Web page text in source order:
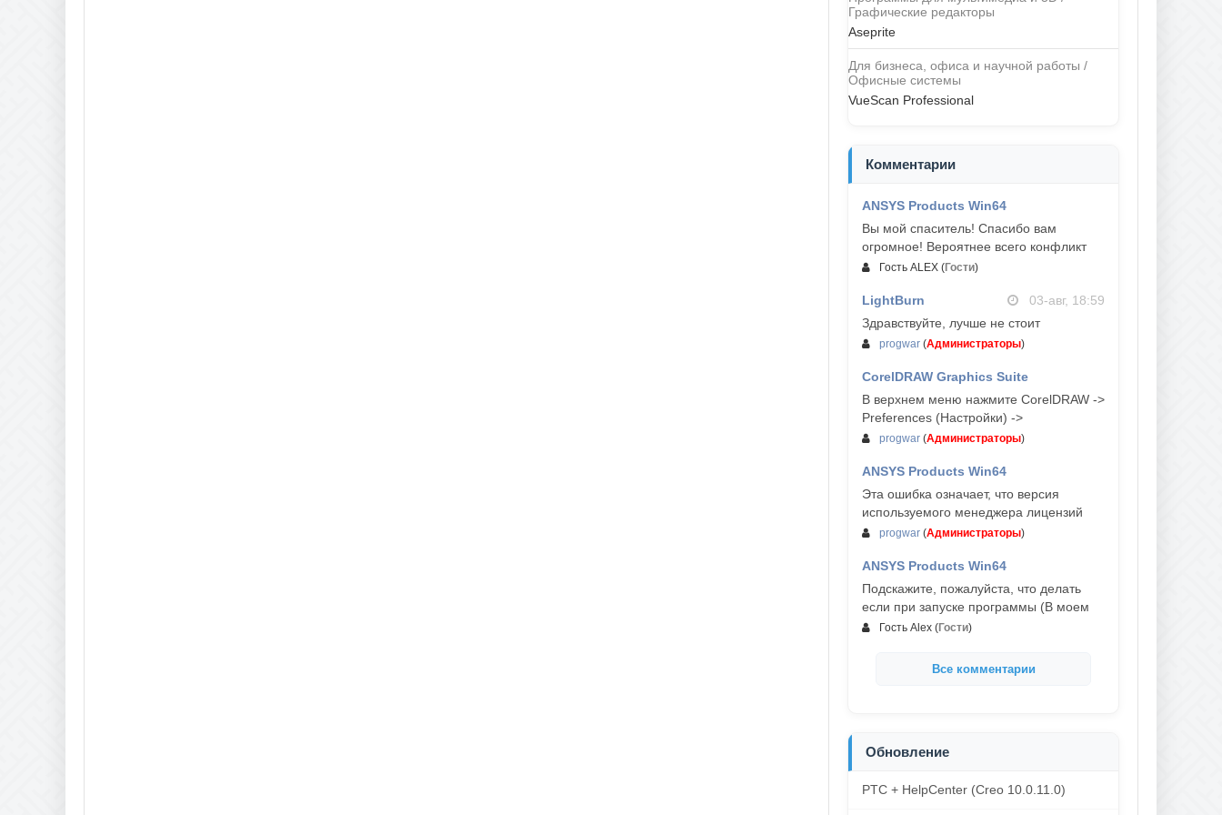
Графические редакторы
Aseprite
Для бизнеса, офиса и научной работы /
Офисные системы
VueScan Professional
Комментарии
ANSYS Products Win64
Вы мой спаситель! Спасибо вам
огромное! Вероятнее всего конфликт
Гость ALEX (Гости)
LightBurn
03-авг, 18:59
Здравствуйте, лучше не стоит
progwar (Администраторы)
CorelDRAW Graphics Suite
03-авг, 18:58
В верхнем меню нажмите CorelDRAW ->
Preferences (Настройки) ->
progwar (Администраторы)
ANSYS Products Win64
Эта ошибка означает, что версия
используемого менеджера лицензий
progwar (Администраторы)
ANSYS Products Win64
Подскажите, пожалуйста, что делать
если при запуске программы (В моем
Гость Alex (Гости)
Все комментарии
Обновление
PTC + HelpCenter (Creo 10.0.11.0)